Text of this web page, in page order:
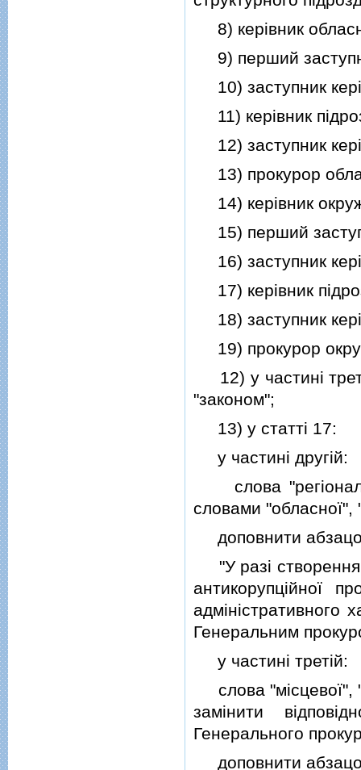
8) керiвник
9) перший
10) заступник
11) керiвник
12) заступник
13) прокурор
14) керiвник
15) перший
16) заступник
17) керiвник
18) заступник
19) прокурор
12) у частинi
"законом";
13) у статтi 17:
у частинi другiй:
слова
словами "обласної",
доповнити
"У разi створення
антикорупцiйної
адмiнiстративного
Генеральним
у частинi третiй:
слова "мiсцевої",
замiнити
Генерального
доповнити